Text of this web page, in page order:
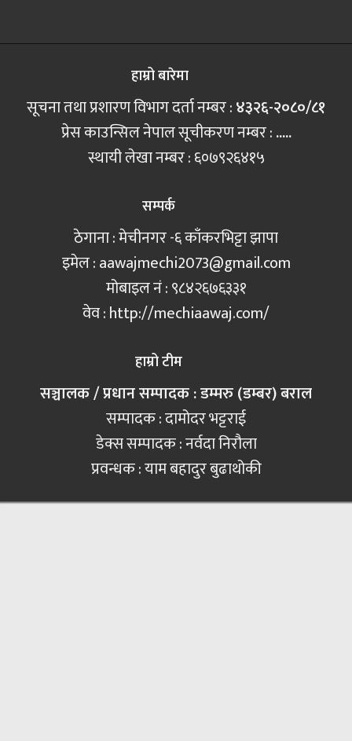
हाम्रो बारेमा
सूचना तथा प्रशारण विभाग दर्ता नम्बर :४३२६-२०८०/८१
प्रेस काउन्सिल नेपाल सूचीकरण नम्बर :.....
स्थायी लेखा नम्बर : ६०७९२६४१५
सम्पर्क
ठेगाना : मेचीनगर -६ काँकरभिट्टा झापा
इमेल :aawajmechi2073@gmail.com
मोबाइल नं‍ : ९८४२६७६३३१
वेव : http://mechiaawaj.com/
हाम्रो टीम
सञ्चालक / प्रधान सम्पादक : डम्मरु (डम्बर) बराल
सम्पादक : दामोदर भट्टराई
डेक्स सम्पादक : नर्वदा निरौला
प्रवन्धक : याम बहादुर बुढाथोकी